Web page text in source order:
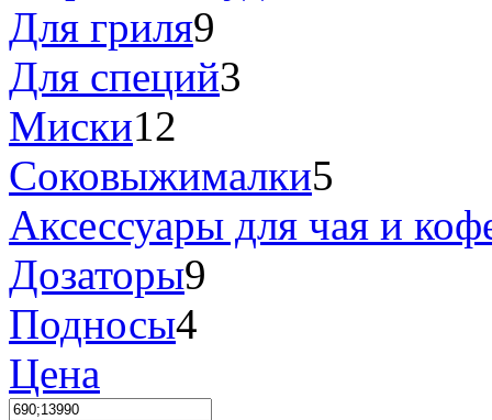
Для гриля9
Для специй3
Миски12
Соковыжималки5
Аксессуары для чая и
Дозаторы9
Подносы4
Цена